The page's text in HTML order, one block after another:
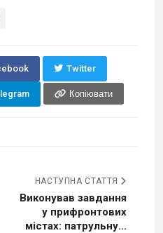
Twitter
Копіювати
НАСТУПНА СТАТТЯ
Виконував завдання
у прифронтових
містах: патрульну...